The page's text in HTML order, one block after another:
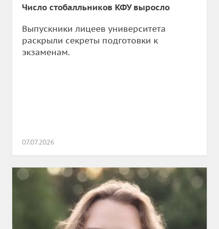
Число стобалльников КФУ выросло
Выпускники лицеев университета
раскрыли секреты подготовки к
экзаменам.
07.07.2026